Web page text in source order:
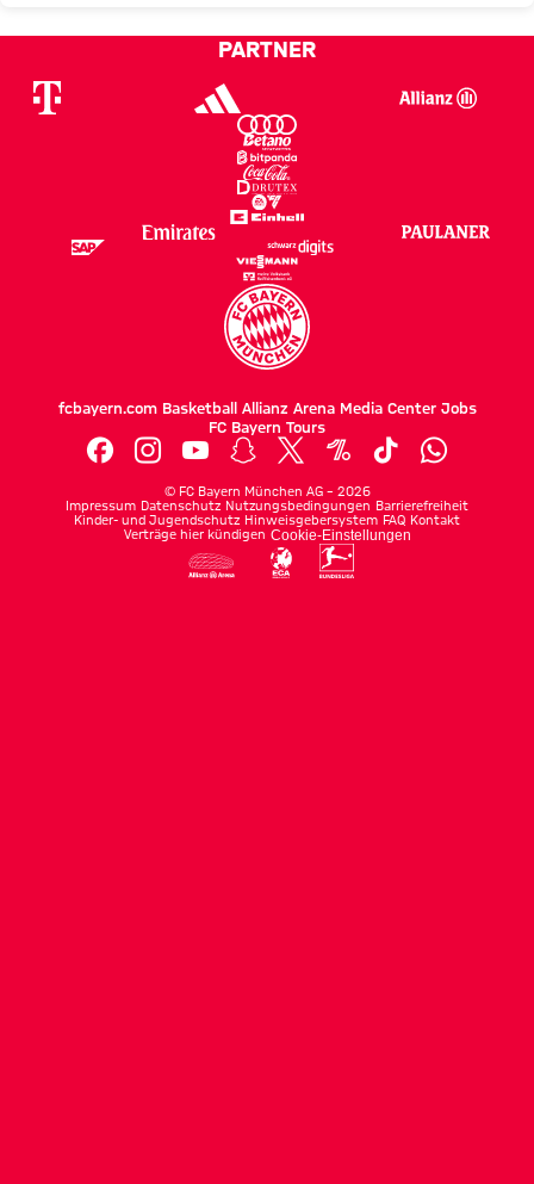
PARTNER
fcbayern.com Basketball Allianz Arena Media Center Jobs
FC Bayern Tours
© FC Bayern München AG – 2026
Impressum Datenschutz Nutzungsbedingungen Barrierefreiheit
Kinder- und Jugendschutz Hinweisgebersystem FAQ Kontakt
Verträge hier kündigen Cookie-Einstellungen